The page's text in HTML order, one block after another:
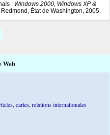
: Windows 2000, Windows XP &
Redmond, État de Washington, 2005.
Web
cartes, relations internationales